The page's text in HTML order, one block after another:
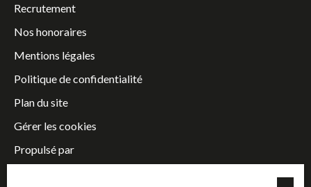
Recrutement
Nos honoraires
Mentions légales
Politique de confidentialité
Plan du site
Gérer les cookies
Propulsé par